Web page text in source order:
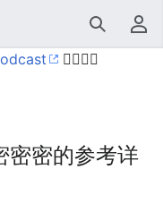
搜索
用户菜单
🙋‍♂️🙋‍♀️
密密的参考详